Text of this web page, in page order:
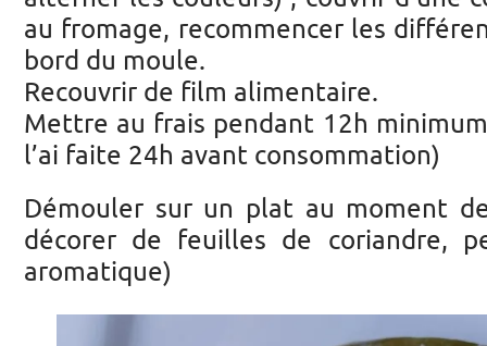
au fromage, recommencer les
bord du moule.
Recouvrir de film alimentaire.
Mettre au frais pendant 12h
l’ai faite 24h avant consommation)
Démouler sur un plat au moment
décorer de feuilles de coriandre,
aromatique)